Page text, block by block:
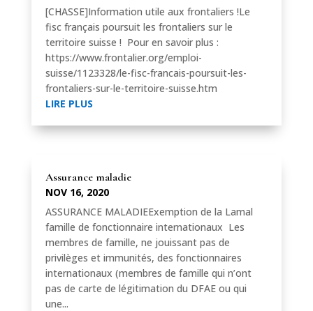
[CHASSE]Information utile aux frontaliers !Le
fisc français poursuit les frontaliers sur le
territoire suisse ! Pour en savoir plus :
https://www.frontalier.org/emploi-
suisse/1123328/le-fisc-francais-poursuit-les-
frontaliers-sur-le-territoire-suisse.htm
LIRE PLUS
Assurance maladie
NOV 16, 2020
ASSURANCE MALADIEExemption de la Lamal
famille de fonctionnaire internationaux Les
membres de famille, ne jouissant pas de
privilèges et immunités, des fonctionnaires
internationaux (membres de famille qui n’ont
pas de carte de légitimation du DFAE ou qui
une...